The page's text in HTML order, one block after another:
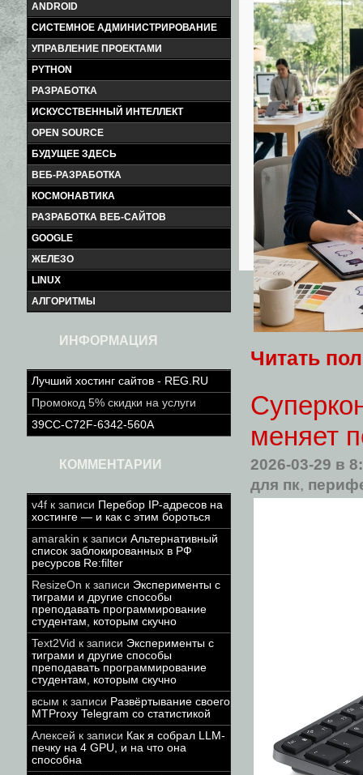
ANDROID
СИСТЕМНОЕ АДМИНИСТРИРОВАНИЕ
УПРАВЛЕНИЕ ПРОЕКТАМИ
PYTHON
РАЗРАБОТКА
ИСКУССТВЕННЫЙ ИНТЕЛЛЕКТ
OPEN SOURCE
БУДУЩЕЕ ЗДЕСЬ
ВЕБ-РАЗРАБОТКА
КОСМОНАВТИКА
РАЗРАБОТКА ВЕБ-САЙТОВ
GOOGLE
ЖЕЛЕЗО
LINUX
АЛГОРИТМЫ
ИНФОРМАЦИЯ
Лучший хостинг сайтов - REG.RU
Промокод 5% скидки на услуги
39CC-C72F-6342-560A
КОММЕНТАРИИ
v4f к записи Перебор IP-адресов на
хостинге — и как с этим бороться
amarakin к записи Альтернативный
список заблокированных в РФ
ресурсов Re:filter
ResizeOn к записи Эксперименты с
тиграми и другие способы
преподавать программирование
студентам, которым скучно
Text2Vid к записи Эксперименты с
тиграми и другие способы
преподавать программирование
студентам, которым скучно
всым к записи Развёртывание своего
MTProxy Telegram со статистикой
Алексей к записи Как я собрал LLM-
печку на 4 GPU, и на что она
способна
Читать
меняет
2026-03-29 в
для пк,